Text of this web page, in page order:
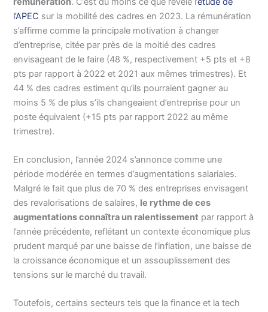
l’APEC sur la mobilité des cadres en 2023. La rémunération
s’affirme comme la principale motivation à changer
d’entreprise, citée par près de la moitié des cadres
envisageant de le faire (48 %, respectivement +5 pts et +8
pts par rapport à 2022 et 2021 aux mêmes trimestres). Et
44 % des cadres estiment qu’ils pourraient gagner au
moins 5 % de plus s’ils changeaient d’entreprise pour un
poste équivalent (+15 pts par rapport 2022 au même
trimestre).
En conclusion, l’année 2024 s’annonce comme une
période modérée en termes d’augmentations salariales.
Malgré le fait que plus de 70 % des entreprises envisagent
des revalorisations de salaires, le rythme de ces
augmentations connaîtra un ralentissement par rapport à
l’année précédente, reflétant un contexte économique plus
prudent marqué par une baisse de l’inflation, une baisse de
la croissance économique et un assouplissement des
tensions sur le marché du travail.
Toutefois, certains secteurs tels que la finance et la tech